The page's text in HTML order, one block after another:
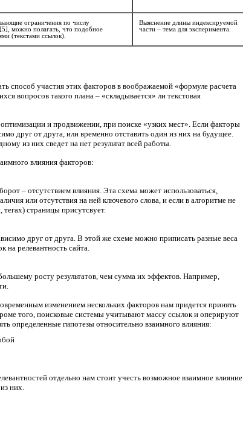
ограничения по числу
можно полагать, что подобное
(текстами ссылок).
Выяснение длины индексируемой
части – тема для эксперимента.
способ участия этих факторов в воображаемой «формуле расчета
вопросов такого плана – «складывается» ли текстовая
и продвижении, при поиске «узких мест». Если факторы
друг от друга, или временно отставить один из них на будущее.
из них сведет на нет результат всей работы.
влияния факторов:
– отсутствием влияния. Эта схема может использоваться,
или отсутствия на ней ключевого слова, и если в алгоритме не
тегах) страницы присутсвует.
друг от друга. В этой же схеме можно приписать разные веса
на релевантность сайта.
росту результатов, чем сумма их эффектов. Например,
изменением нескольких факторов нам придется принять
того, поисковые системы учитывают массу ссылок и оперируют
определенные гипотезы относительно взаимного влияния:
отдельно нам стоит учесть возможное взаимное влияние
них.